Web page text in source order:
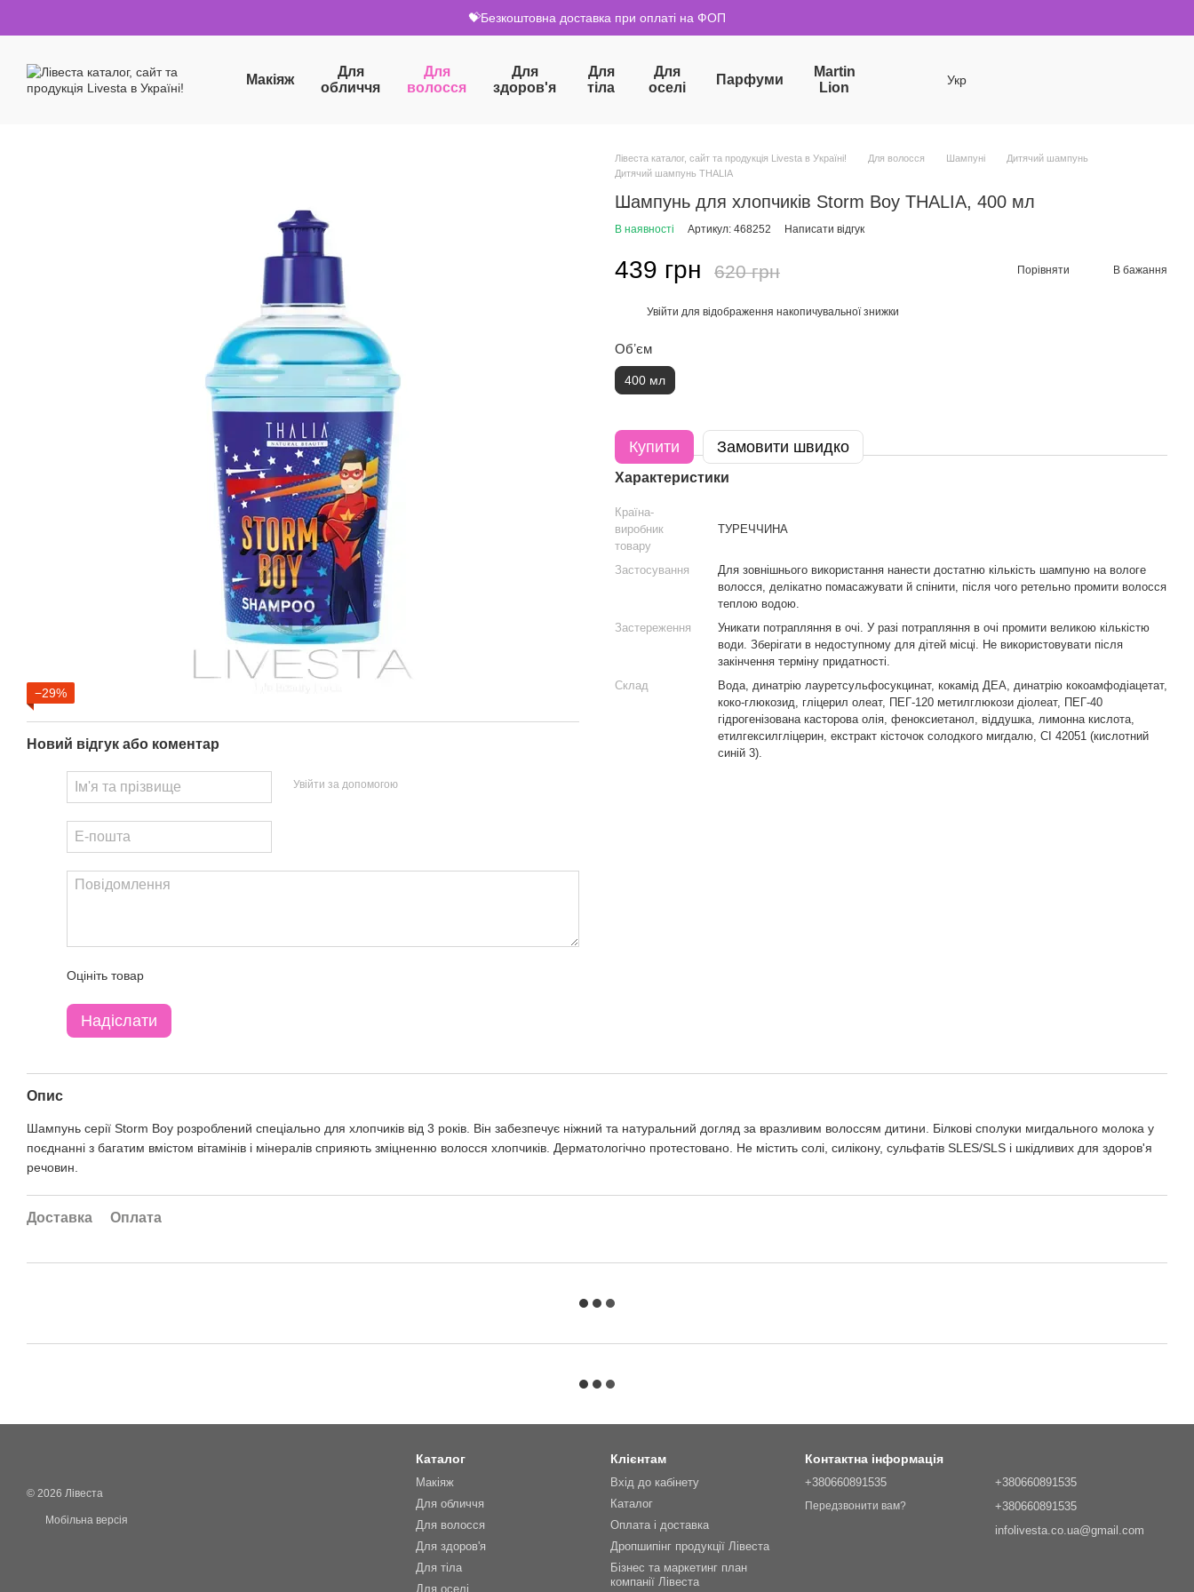
💝Безкоштовна доставка при оплаті на ФОП
Макіяж
Для
обличчя
Для
волосся
Для
здоров'я
Для
тіла
Для
оселі
Парфуми
Martin
Lion
Укр
−29%
Новий відгук або коментар
Увійти за допомогою
Оцініть товар
Надіслати
Лівеста каталог, сайт та продукція Livesta в Україні! Для волосся Шампуні
Дитячий шампунь
Дитячий шампунь THALIA
Шампунь для хлопчиків Storm Boy THALIA, 400 мл
В наявності Артикул: 468252 Написати відгук
439 грн 620 грн Порівняти В бажання
Увійти для відображення накопичувальної знижки
Обʼєм
400 мл
Купити Замовити швидко
Характеристики
Країна-
виробник
товару
ТУРЕЧЧИНА
Застосування
Для зовнішнього використання нанести достатню кількість шампуню на вологе
волосся, делікатно помасажувати й спінити, після чого ретельно промити волосся
теплою водою.
Застереження
Уникати потрапляння в очі. У разі потрапляння в очі промити великою кількістю
води. Зберігати в недоступному для дітей місці. Не використовувати після
закінчення терміну придатності.
Склад
Вода, динатрію лауретсульфосукцинат, кокамід ДЕА, динатрію кокоамфодіацетат,
коко-глюкозид, гліцерил олеат, ПЕГ-120 метилглюкози діолеат, ПЕГ-40
гідрогенізована касторова олія, феноксиетанол, віддушка, лимонна кислота,
етилгексилгліцерин, екстракт кісточок солодкого мигдалю, CI 42051 (кислотний
синій 3).
Опис
Шампунь серії Storm Boy розроблений спеціально для хлопчиків від 3 років. Він забезпечує ніжний та натуральний догляд за вразливим волоссям дитини. Білкові сполуки мигдального молока у
поєднанні з багатим вмістом вітамінів і мінералів сприяють зміцненню волосся хлопчиків. Дерматологічно протестовано. Не містить солі, силікону, сульфатів SLES/SLS і шкідливих для здоров'я
речовин.
Доставка Оплата
© 2026 Лівеста
Мобільна версія
Каталог
Макіяж
Для обличчя
Для волосся
Для здоров'я
Для тіла
Для оселі
Клієнтам
Вхід до кабінету
Каталог
Оплата і доставка
Дропшипінг продукції Лівеста
Бізнес та маркетинг план
компанії Лівеста
Контактна інформація
+380660891535
Передзвонити вам?
+380660891535
+380660891535
infolivesta.co.ua@gmail.com